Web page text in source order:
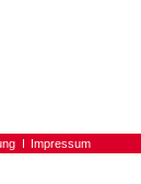
Impressum